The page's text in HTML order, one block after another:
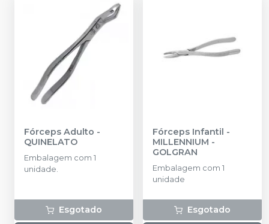
Fórceps Adulto -
QUINELATO
Embalagem com 1
unidade.
Esgotado
Fórceps Infantil -
MILLENNIUM -
GOLGRAN
Embalagem com 1
unidade
Esgotado